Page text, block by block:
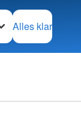
Alles klar